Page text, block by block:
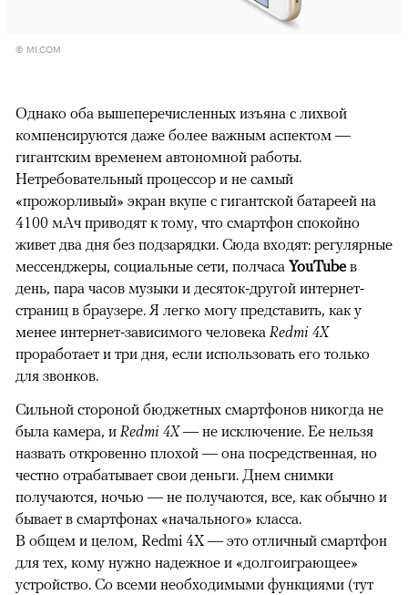
© MI.COM
Однако оба вышеперечисленных изъяна с лихвой
компенсируются даже более важным аспектом —
гигантским временем автономной работы.
Нетребовательный процессор и не самый
«прожорливый» экран вкупе с гигантской батареей на
4100 мАч приводят к тому, что смартфон спокойно
живет два дня без подзарядки. Сюда входят: регулярные
мессенджеры, социальные сети, полчаса YouTubeв
день, пара часов музыки и десяток-другой интернет-
страниц в браузере. Я легко могу представить, как у
менее интернет-зависимого человека Redmi 4X
проработает и три дня, если использовать его только
для звонков.
Сильной стороной бюджетных смартфонов никогда не
была камера, и Redmi 4X— не исключение. Ее нельзя
назвать откровенно плохой — она посредственная, но
честно отрабатывает свои деньги. Днем снимки
получаются, ночью — не получаются, все, как обычно и
бывает в смартфонах «начального» класса.
В общем и целом, Redmi 4X — это отличный смартфон
для тех, кому нужно надежное и «долгоиграющее»
устройство. Со всеми необходимыми функциями (тут